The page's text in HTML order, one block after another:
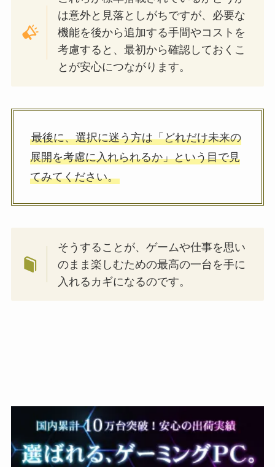
は意外と見落としがちですが、必要な
機能を後から追加する手間やコストを
考慮すると、最初から確認しておくこ
とが安心につながります。
最後に、選択に迷う方は「どれだけ未来の
展開を考慮に入れられるか」という目で見
てみてください。
そうすることが、ゲームや仕事を思い
のまま楽しむための最高の一台を手に
入れるカギになるのです。